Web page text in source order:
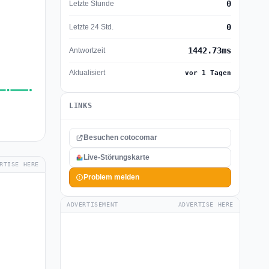
HERE
Letzte Stunde 0
Letzte 24 Std. 0
Antwortzeit 1442.73ms
Aktualisiert vor 1 Tagen
LINKS
Besuchen cotocomar
Live-Störungskarte
Problem melden
ADVERTISEMENT ADVERTISE HERE